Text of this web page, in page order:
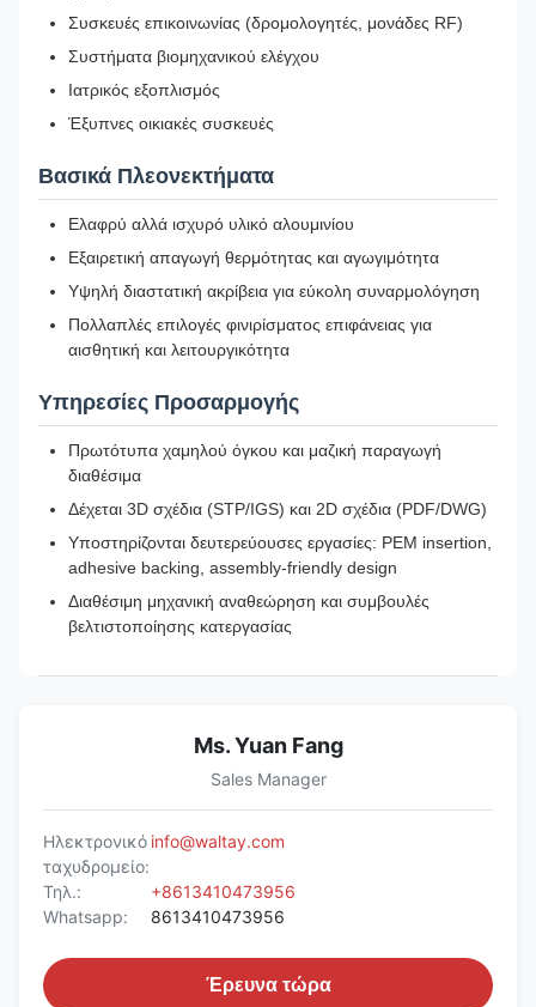
Συσκευές επικοινωνίας (δρομολογητές, μονάδες RF)
Συστήματα βιομηχανικού ελέγχου
Ιατρικός εξοπλισμός
Έξυπνες οικιακές συσκευές
Βασικά Πλεονεκτήματα
Ελαφρύ αλλά ισχυρό υλικό αλουμινίου
Εξαιρετική απαγωγή θερμότητας και αγωγιμότητα
Υψηλή διαστατική ακρίβεια για εύκολη συναρμολόγηση
Πολλαπλές επιλογές φινιρίσματος επιφάνειας για
αισθητική και λειτουργικότητα
Υπηρεσίες Προσαρμογής
Πρωτότυπα χαμηλού όγκου και μαζική παραγωγή
διαθέσιμα
Δέχεται 3D σχέδια (STP/IGS) και 2D σχέδια (PDF/DWG)
Υποστηρίζονται δευτερεύουσες εργασίες: PEM insertion,
adhesive backing, assembly-friendly design
Διαθέσιμη μηχανική αναθεώρηση και συμβουλές
βελτιστοποίησης κατεργασίας
Ms. Yuan Fang
Sales Manager
Ηλεκτρονικό
ταχυδρομείο:
info@waltay.com
Τηλ.:
+8613410473956
Whatsapp:
8613410473956
Έρευνα τώρα